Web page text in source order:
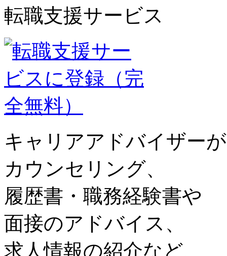
転職支援サービス
キャリアアドバイザーが
カウンセリング、
履歴書・職務経験書や
面接のアドバイス、
求人情報の紹介など、